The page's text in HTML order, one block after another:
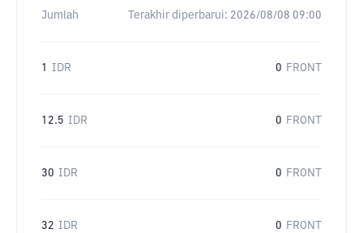
Jumlah Terakhir diperbarui: 2026/08/08 09:00
1 IDR 0 FRONT
12.5 IDR 0 FRONT
30 IDR 0 FRONT
32 IDR 0 FRONT